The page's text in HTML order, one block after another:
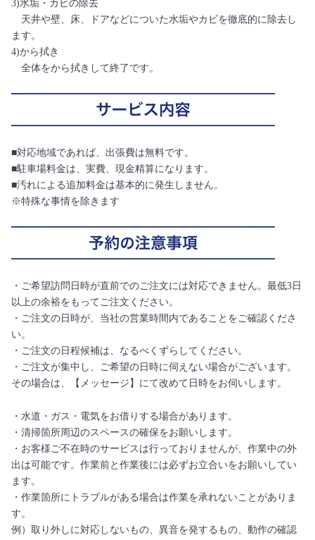
3)水垢・カビの除去
天井や壁、床、ドアなどについた水垢やカビを徹底的に除去し
ます。
4)から拭き
全体をから拭きして終了です。
■対応地域であれば、出張費は無料です。
■駐車場料金は、実費、現金精算になります。
■汚れによる追加料金は基本的に発生しません。
※特殊な事情を除きます
・ご希望訪問日時が直前でのご注文には対応できません。最低3日
以上の余裕をもってご注文ください。
・ご注文の日時が、当社の営業時間内であることをご確認くださ
い。
・ご注文の日程候補は、なるべくずらしてください。
・ご注文が集中し、ご希望の日時に伺えない場合がございます。
その場合は、【メッセージ】にて改めて日時をお伺いします。
・水道・ガス・電気をお借りする場合があります。
・清掃箇所周辺のスペースの確保をお願いします。
・お客様ご不在時のサービスは行っておりませんが、作業中の外
出は可能です。作業前と作業後には必ずお立合いをお願いしてい
ます。
・作業箇所にトラブルがある場合は作業を承れないことがありま
す。
例）取り外しに対応しないもの、異音を発するもの、動作の確認